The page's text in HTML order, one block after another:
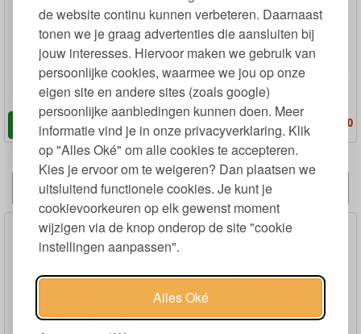
de website continu kunnen verbeteren. Daarnaast
tonen we je graag advertenties die aansluiten bij
jouw interesses. Hiervoor maken we gebruik van
persoonlijke cookies, waarmee we jou op onze
eigen site en andere sites (zoals google)
persoonlijke aanbiedingen kunnen doen. Meer
informatie vind je in onze privacyverklaring. Klik
op "Alles Oké" om alle cookies te accepteren.
Kies je ervoor om te weigeren? Dan plaatsen we
uitsluitend functionele cookies. Je kunt je
cookievoorkeuren op elk gewenst moment
wijzigen via de knop onderop de site "cookie
instellingen aanpassen".
Alles Oké
Set van 3 Ansichtkaarten met
Bloemen op Gerecycled Papier
A6
€ 7, 00
Set van 3 Dubbele Kaarten met
Bloemen op Gerecycled Papier
A6
50
Alternatieven